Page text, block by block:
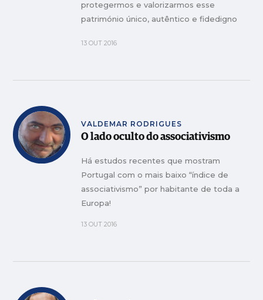
protegermos e valorizarmos esse
património único, autêntico e fidedigno
13 OUT 2016
VALDEMAR RODRIGUES
O lado oculto do associativismo
Há estudos recentes que mostram
Portugal com o mais baixo “índice de
associativismo” por habitante de toda a
Europa!
13 OUT 2016